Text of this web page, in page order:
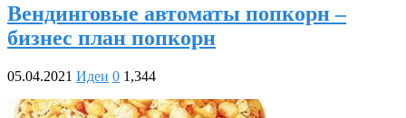
Вендинговые автоматы попкорн –
бизнес план попкорн
05.04.2021 Идеи 0 1,344